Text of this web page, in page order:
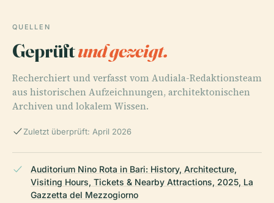
QUELLEN
Geprüftund gezeigt.
Recherchiert und verfasst vom Audiala-Redaktionsteam
aus historischen Aufzeichnungen, architektonischen
Archiven und lokalem Wissen.
Zuletzt überprüft: April 2026
Auditorium Nino Rota in Bari: History, Architecture,
Visiting Hours, Tickets & Nearby Attractions, 2025, La
Gazzetta del Mezzogiorno